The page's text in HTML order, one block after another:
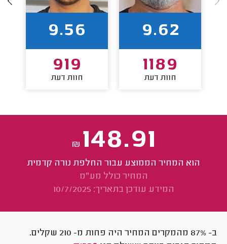
9.62
1189
חוות דעת
9.56
919
חוות דעת
148.91
₪
הוא המחיר הממוצע עבור החלפת נורה קדמית
המחיר כולל מע"מ
המידע עודכן בתאריך: 10/7/2025
ב- 87% מהמקרים המחיר היה פחות מ- 210 שקלים.